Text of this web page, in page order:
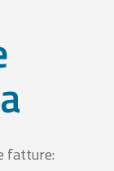
fatture: